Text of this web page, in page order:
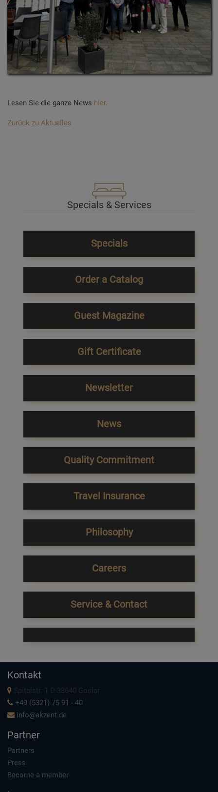
Lesen Sie die ganze News hier.
Zurück zu Aktuelles
Specials & Services
Specials
Order a Catalog
Guest Magazine
Gift Certificate
Newsletter
News
Quality Commitment
Travel Insurance
Philosophy
Careers
Service & Contact
Kontakt
Spitalstr. 1 D-38640 Goslar
+49 (5321) 75 91 - 40
info@akzent.de
Partner
Partners
Press
Become a member